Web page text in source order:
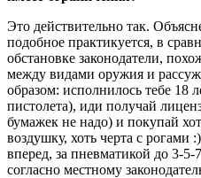
Это действительно так.
подобное практикуется, в
обстановке законодатели,
между видами оружия и
образом: исполнилось тебе 18
пистолета), иди получай
бумажек не надо) и покупай
воздушку, хоть черта с
вперед, за пневматикой до 3-
согласно местному